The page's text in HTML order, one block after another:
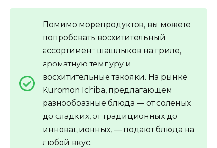
Помимо морепродуктов, вы можете
попробовать восхитительный
ассортимент шашлыков на гриле,
ароматную темпуру и
восхитительные такояки. На рынке
Kuromon Ichiba, предлагающем
разнообразные блюда — от соленых
до сладких, от традиционных до
инновационных, — подают блюда на
любой вкус.